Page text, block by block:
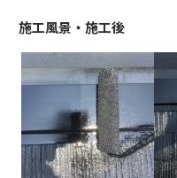
施工風景・施工後